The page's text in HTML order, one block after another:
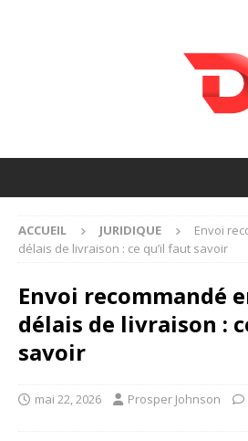
ACCUEIL JURIDIQUE
Envoi
délais de livraison : ce qu’il faut savoir
Envoi recommandé
délais de livraison :
savoir
mai 22, 2026 Prosper Johnson